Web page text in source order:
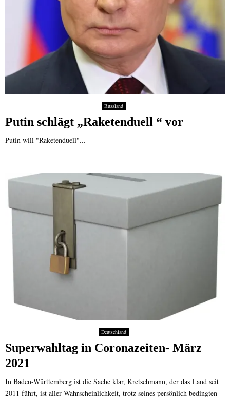
Russland
Putin schlägt „Raketenduell “ vor
Putin will "Raketenduell"...
Deutschland
Superwahltag in Coronazeiten- März
2021
In Baden-Württemberg ist die Sache klar, Kretschmann, der das Land seit
2011 führt, ist aller Wahrscheinlichkeit, trotz seines persönlich bedingten